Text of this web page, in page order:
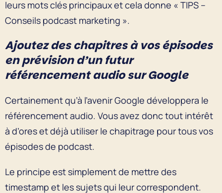
leurs mots clés principaux et cela donne « TIPS –
Conseils podcast marketing ».
Ajoutez des chapitres à vos épisodes
en prévision d’un futur
référencement audio sur Google
Certainement qu’à l’avenir Google développera le
référencement audio. Vous avez donc tout intérêt
à d’ores et déjà utiliser le chapitrage pour tous vos
épisodes de podcast.
Le principe est simplement de mettre des
timestamp et les sujets qui leur correspondent.